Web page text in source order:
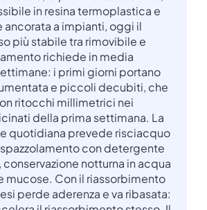
in resina termoplastica e
ancorata a impianti, oggi il
più stabile tra rimovibile e
richiede in media
i primi giorni portano
e piccoli decubiti, che
ritocchi millimetrici nei
della prima settimana. La
quotidiana prevede risciacquo
con detergente
conservazione notturna in acqua
mucose. Con il riassorbimento
perde aderenza e va ribasata: